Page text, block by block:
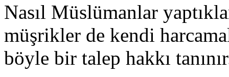
Nasıl Müslümanlar
müşrikler de kendi
böyle bir talep hakkı